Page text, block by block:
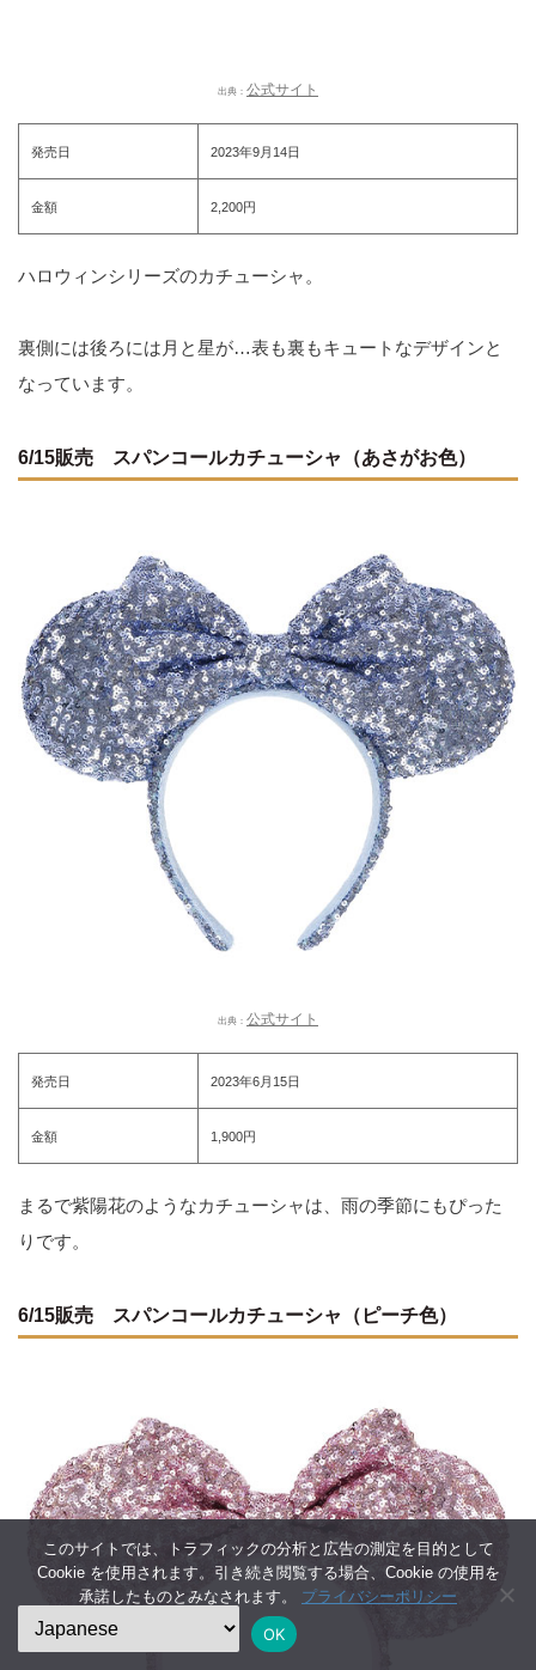
出典： 公式サイト
発売日 2023年9月14日
金額 2,200円
ハロウィンシリーズのカチューシャ。
裏側には後ろには月と星が…表も裏もキュートなデザインと
なっています。
6/15販売 スパンコールカチューシャ（あさがお色）
出典： 公式サイト
発売日 2023年6月15日
金額 1,900円
まるで紫陽花のようなカチューシャは、雨の季節にもぴった
りです。
6/15販売 スパンコールカチューシャ（ピーチ色）
このサイトでは、トラフィックの分析と広告の測定を目的として
Cookie を使用されます。引き続き閲覧する場合、Cookie の使用を
承諾したものとみなされます。 プライバシーポリシー
OK